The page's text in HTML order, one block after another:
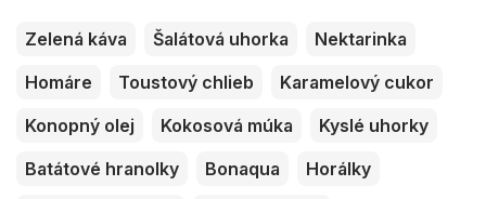
Zelená káva Šalátová uhorka
Nektarinka
Homáre
Toustový chlieb
Karamelový cukor
Konopný olej
Kokosová múka
Kyslé uhorky
Batátové hranolky
Bonaqua
Horálky